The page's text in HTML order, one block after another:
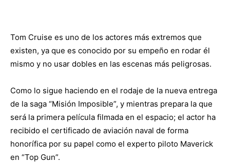
Tom Cruise es uno de los actores más extremos que
existen, ya que es conocido por su empeño en rodar él
mismo y no usar dobles en las escenas más peligrosas.
Como lo sigue haciendo en el rodaje de la nueva entrega
de la saga “Misión Imposible”, y mientras prepara la que
será la primera película filmada en el espacio; el actor ha
recibido el certificado de aviación naval de forma
honorífica por su papel como el experto piloto Maverick
en “Top Gun”.